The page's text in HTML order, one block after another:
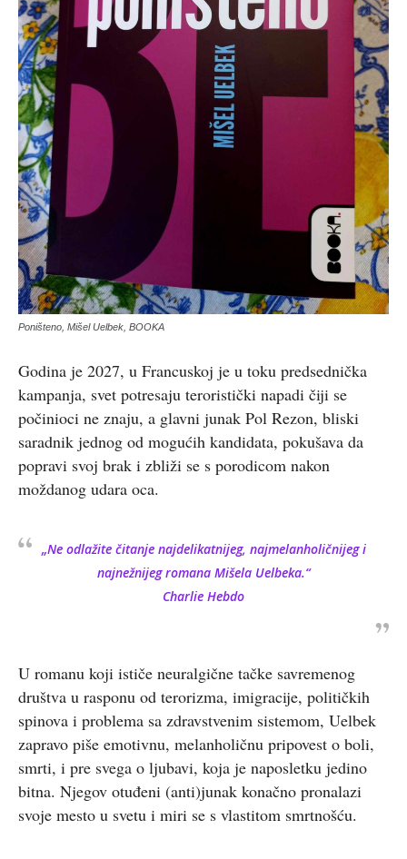
Poništeno, Mišel Uelbek, BOOKA
Godina je 2027, u Francuskoj je u toku predsednička
kampanja, svet potresaju teroristički napadi čiji se
počinioci ne znaju, a glavni junak Pol Rezon, bliski
saradnik jednog od mogućih kandidata, pokušava da
popravi svoj brak i zbliži se s porodicom nakon
moždanog udara oca.
„Ne odlažite čitanje najdelikatnijeg, najmelanholičnijeg i
najnežnijeg romana Mišela Uelbeka.“
Charlie Hebdo
U romanu koji ističe neuralgične tačke savremenog
društva u rasponu od terorizma, imigracije, političkih
spinova i problema sa zdravstvenim sistemom, Uelbek
zapravo piše emotivnu, melanholičnu pripovest o boli,
smrti, i pre svega o ljubavi, koja je naposletku jedino
bitna. Njegov otuđeni (anti)junak konačno pronalazi
svoje mesto u svetu i miri se s vlastitom smrtnošću.